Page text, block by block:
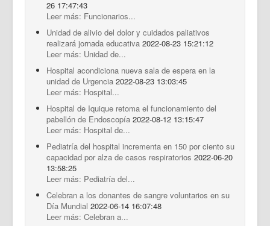
26 17:47:43
Leer más: Funcionarios...
Unidad de alivio del dolor y cuidados paliativos
realizará jornada educativa 2022-08-23 15:21:12
Leer más: Unidad de...
Hospital acondiciona nueva sala de espera en la
unidad de Urgencia 2022-08-23 13:03:45
Leer más: Hospital...
Hospital de Iquique retoma el funcionamiento del
pabellón de Endoscopía 2022-08-12 13:15:47
Leer más: Hospital de...
Pediatría del hospital incrementa en 150 por ciento su
capacidad por alza de casos respiratorios 2022-06-20
13:58:25
Leer más: Pediatría del...
Celebran a los donantes de sangre voluntarios en su
Día Mundial 2022-06-14 16:07:48
Leer más: Celebran a...